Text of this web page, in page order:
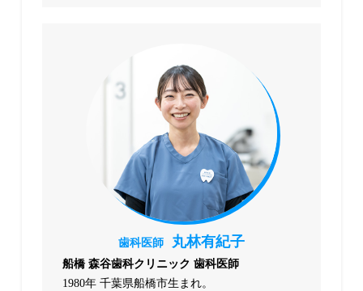
歯科医師 丸林有紀子
船橋 森谷歯科クリニック 歯科医師
1980年 千葉県船橋市生まれ。